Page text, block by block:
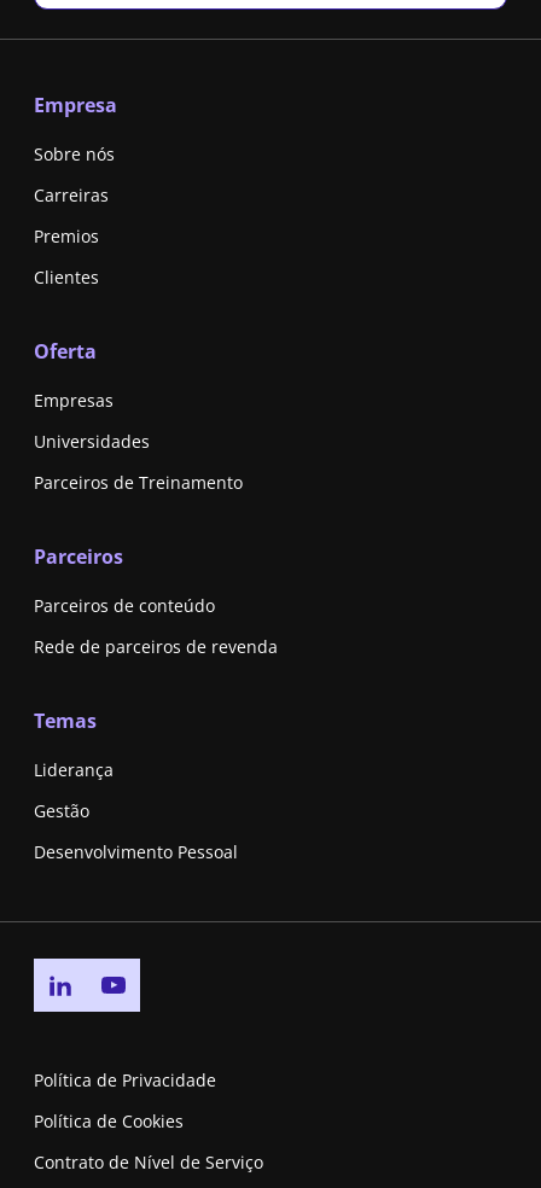
Empresa
Sobre nós
Carreiras
Premios
Clientes
Oferta
Empresas
Universidades
Parceiros de Treinamento
Parceiros
Parceiros de conteúdo
Rede de parceiros de revenda
Temas
Liderança
Gestão
Desenvolvimento Pessoal
Go to linkedin page
Política de Privacidade
Política de Cookies
Contrato de Nível de Serviço